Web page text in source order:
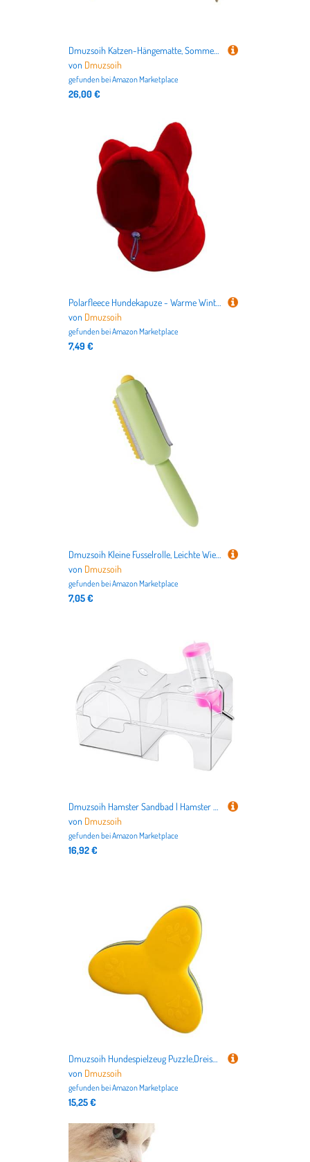
Dmuzsoih Katzen-Hängematte, Sommer-Katzen-Sofa, Bett, Hängematte, atmungsaktive Möbel, kühlender Loungesessel, Hundesofa für Kätzchen, kleine Hunde, Sommer, Outdoor, Wohnzimmer, Schlafzimmer, Schlafen
von Dmuzsoih
gefunden beiAmazon Marketplace
26,00 €
Polarfleece Hundekapuze - Warme Wintermütze, Hundeohrenschützer, Lärmschutz, waschbar, winddicht, verstellbar, leise Ohren Hoodie
von Dmuzsoih
gefunden beiAmazon Marketplace
7,49 €
Dmuzsoih Kleine Fusselrolle, Leichte Wiederverwendbare Tierhaare Fusselrolle, Multifunktionaler Tierhaarentferner, Extra Klebriger Fusselreiniger für Zuhause Autokleidung Möbel Hund Katzenhaare
von Dmuzsoih
gefunden beiAmazon Marketplace
7,05 €
Dmuzsoih Hamster Sandbad | Hamster Badebereich - Dekorative Schüssel Haustierzubehör Für Baden Von Kleintieren Wie Chinchilla Mäuse Reptilien Meerschweinchen Rennmäuse
von Dmuzsoih
gefunden beiAmazon Marketplace
16,92 €
Dmuzsoih Hundespielzeug Puzzle,Dreischichtiges Intelligenzspielzeug Für Hunde - Interaktiver Futterdrehteller Mit Anti-Verschluck System,Haustier Indoor Outdoor Haus Spiele
von Dmuzsoih
gefunden beiAmazon Marketplace
15,25 €